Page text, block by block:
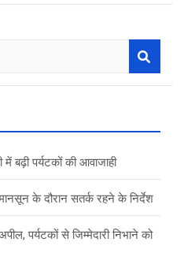
बढ़ी पर्यटकों की आवाजाही
के दौरान सतर्क रहने के निर्देश
पर्यटकों से जिम्मेदारी निभाने को